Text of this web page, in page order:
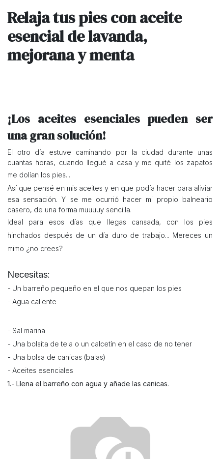
Relaja tus pies con aceite
esencial de lavanda,
mejorana y menta
¡Los aceites esenciales pueden ser
una gran solución!
El otro día estuve caminando por la ciudad durante unas
cuantas horas, cuando llegué a casa y me quité los zapatos
me dolían los pies...
Así que pensé en mis aceites y en que podía hacer para aliviar
esa sensación. Y se me ocurrió hacer mi propio balneario
casero, de una forma muuuuy sencilla.
Ideal para esos días que llegas cansada, con los pies
hinchados después de un ​día duro de trabajo... Mereces un
mimo ¿no crees?
Necesitas:
- Un barreño pequeño en el que nos quepan los pies
- Agua caliente
- Sal marina
- Una bolsita de tela o un calcetín en el caso de no tener
- Una bolsa de canicas (balas)
- Aceites esenciales
1.- Llena el barreño con agua y añade las canicas.